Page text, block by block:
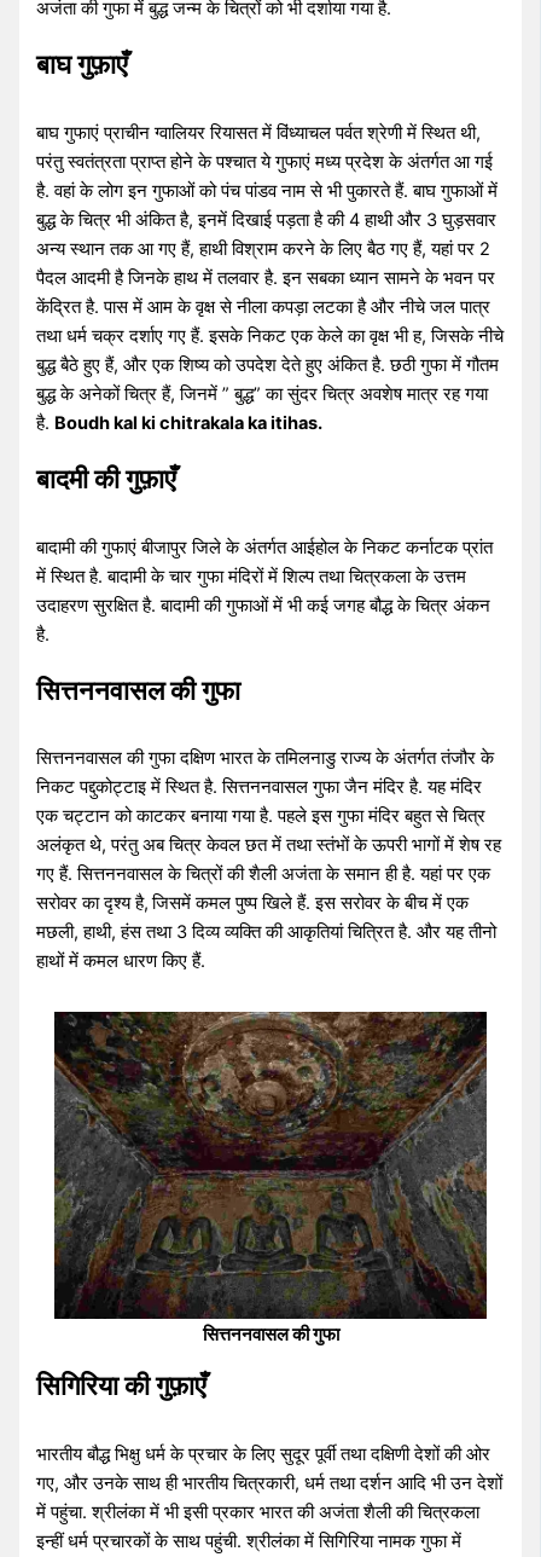
अजंता की गुफा में बुद्ध जन्म के चित्रों को भी दर्शाया गया है.
बाघ गुफ़ाएँ
बाघ गुफाएं प्राचीन ग्वालियर रियासत में विंध्याचल पर्वत श्रेणी में स्थित थी,
परंतु स्वतंत्रता प्राप्त होने के पश्चात ये गुफाएं मध्य प्रदेश के अंतर्गत आ गई
है. वहां के लोग इन गुफाओं को पंच पांडव नाम से भी पुकारते हैं. बाघ गुफाओं में
बुद्ध के चित्र भी अंकित है, इनमें दिखाई पड़ता है की 4 हाथी और 3 घुड़सवार
अन्य स्थान तक आ गए हैं, हाथी विश्राम करने के लिए बैठ गए हैं, यहां पर 2
पैदल आदमी है जिनके हाथ में तलवार है. इन सबका ध्यान सामने के भवन पर
केंद्रित है. पास में आम के वृक्ष से नीला कपड़ा लटका है और नीचे जल पात्र
तथा धर्म चक्र दर्शाए गए हैं. इसके निकट एक केले का वृक्ष भी ह, जिसके नीचे
बुद्ध बैठे हुए हैं, और एक शिष्य को उपदेश देते हुए अंकित है. छठी गुफा में गौतम
बुद्ध के अनेकों चित्र हैं, जिनमें ” बुद्ध” का सुंदर चित्र अवशेष मात्र रह गया
है. Boudh kal ki chitrakala ka itihas.
बादमी की गुफ़ाएँ
बादामी की गुफाएं बीजापुर जिले के अंतर्गत आईहोल के निकट कर्नाटक प्रांत
में स्थित है. बादामी के चार गुफा मंदिरों में शिल्प तथा चित्रकला के उत्तम
उदाहरण सुरक्षित है. बादामी की गुफाओं में भी कई जगह बौद्ध के चित्र अंकन
है.
सित्तननवासल की गुफा
सित्तननवासल की गुफा दक्षिण भारत के तमिलनाडु राज्य के अंतर्गत तंजौर के
निकट पद्दुकोट्टाइ में स्थित है. सित्तननवासल गुफा जैन मंदिर है. यह मंदिर
एक चट्टान को काटकर बनाया गया है. पहले इस गुफा मंदिर बहुत से चित्र
अलंकृत थे, परंतु अब चित्र केवल छत में तथा स्तंभों के ऊपरी भागों में शेष रह
गए हैं. सित्तननवासल के चित्रों की शैली अजंता के समान ही है. यहां पर एक
सरोवर का दृश्य है, जिसमें कमल पुष्प खिले हैं. इस सरोवर के बीच में एक
मछली, हाथी, हंस तथा 3 दिव्य व्यक्ति की आकृतियां चित्रित है. और यह तीनो
हाथों में कमल धारण किए हैं.
सित्तननवासल की गुफा
सिगिरिया की गुफ़ाएँ
भारतीय बौद्ध भिक्षु धर्म के प्रचार के लिए सुदूर पूर्वी तथा दक्षिणी देशों की ओर
गए, और उनके साथ ही भारतीय चित्रकारी, धर्म तथा दर्शन आदि भी उन देशों
में पहुंचा. श्रीलंका में भी इसी प्रकार भारत की अजंता शैली की चित्रकला
इन्हीं धर्म प्रचारकों के साथ पहुंची. श्रीलंका में सिगिरिया नामक गुफा में